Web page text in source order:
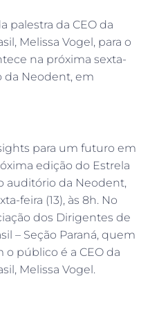
palestra da CEO da
Melissa Vogel, para o
na próxima sexta-
da Neodent, em
para um futuro em
edição do Estrela
auditório da Neodent,
feira (13), às 8h. No
dos Dirigentes de
– Seção Paraná, quem
público é a CEO da
Melissa Vogel.